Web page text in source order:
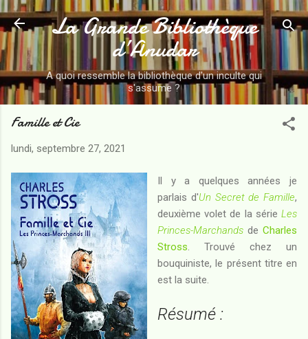
Accéder au contenu principal
La Grande Bibliothèque
d’Anudar
A quoi ressemble la bibliothèque d'un inculte qui
s'assume ?
Famille et Cie
lundi, septembre 27, 2021
Il y a quelques années je
parlais d'Un Secret de Famille,
deuxième volet de la série Les
Princes-Marchands de Charles
Stross . Trouvé chez un
bouquiniste, le présent titre en
est la suite.
Résumé :